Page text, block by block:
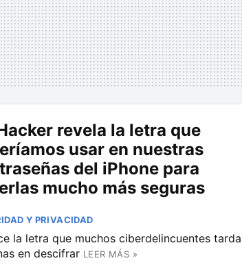
revela la letra que
usar en nuestras
del iPhone para
mucho más seguras
Y PRIVACIDAD
la letra que muchos ciberdelincuentes
en descifrar LEER MÁS »